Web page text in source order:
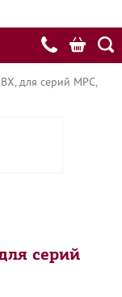
для серий MPC,
серий